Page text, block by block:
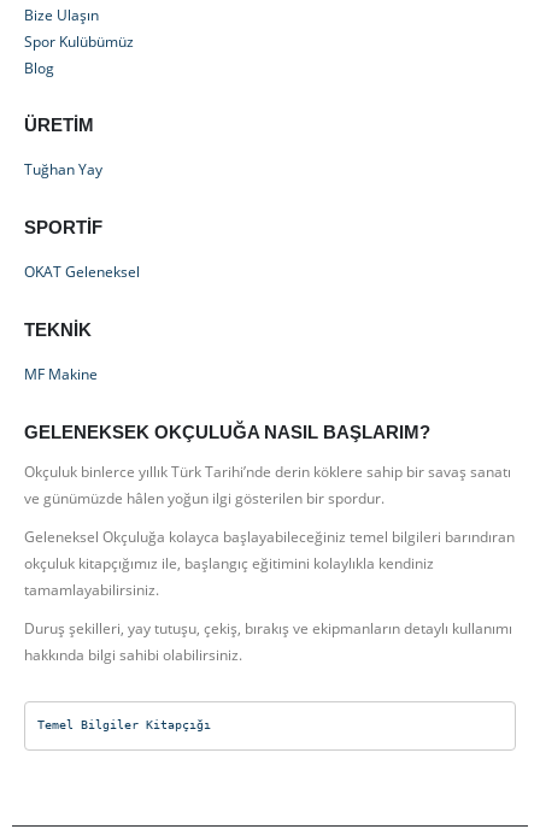
Bize Ulaşın
Spor Kulübümüz
Blog
ÜRETIM
Tuğhan Yay
SPORTIF
OKAT Geleneksel
TEKNIK
MF Makine
GELENEKSEK OKÇULUĞA NASIL BAŞLARIM?
Okçuluk binlerce yıllık Türk Tarihi’nde derin köklere sahip bir savaş sanatı
ve günümüzde hâlen yoğun ilgi gösterilen bir spordur.
Geleneksel Okçuluğa kolayca başlayabileceğiniz temel bilgileri barındıran
okçuluk kitapçığımız ile, başlangıç eğitimini kolaylıkla kendiniz
tamamlayabilirsiniz.
Duruş şekilleri, yay tutuşu, çekiş, bırakış ve ekipmanların detaylı kullanımı
hakkında bilgi sahibi olabilirsiniz.
Temel Bilgiler Kitapçığı